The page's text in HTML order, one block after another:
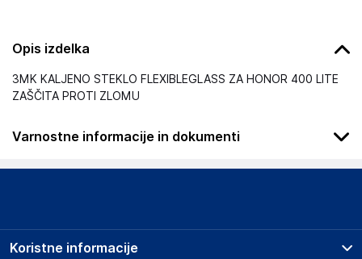
Opis izdelka
3MK KALJENO STEKLO FLEXIBLEGLASS ZA HONOR 400 LITE
ZAŠČITA PROTI ZLOMU
Varnostne informacije in dokumenti
Podatki o proizvajalcu
3mk
Koristne informacije